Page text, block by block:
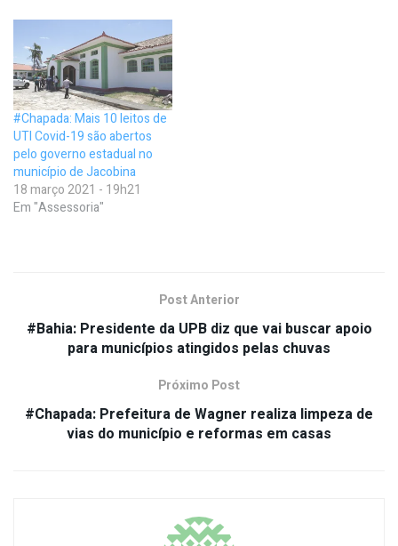
#Chapada: Mais 10 leitos de
UTI Covid-19 são abertos
pelo governo estadual no
município de Jacobina
18 março 2021 - 19h21
Em "Assessoria"
Post Anterior
#Bahia: Presidente da UPB diz que vai buscar apoio
para municípios atingidos pelas chuvas
Próximo Post
#Chapada: Prefeitura de Wagner realiza limpeza de
vias do município e reformas em casas